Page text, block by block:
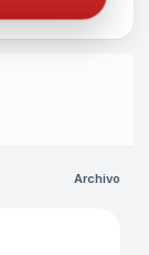
Archivo